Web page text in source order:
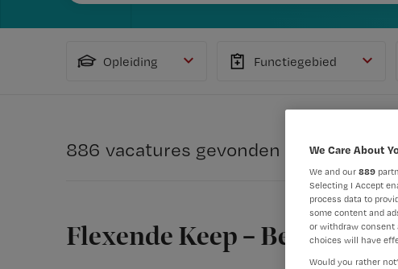
Opleiding Functiegebied
886 vacatures gevonden
Flexende Keep –
We Care About
We and our 889
Selecting I Accept
process data to
some content and
or withdraw consent
choices will have
Would you rather